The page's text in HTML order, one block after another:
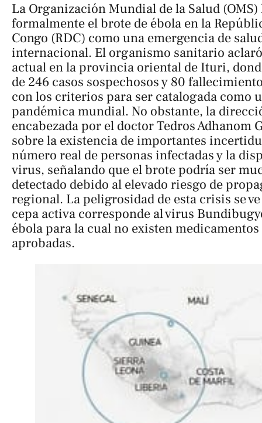
La Organización Mundial de la Salud
formalmente el brote de ébola en la
Congo (RDC) como una emergencia de
internacional. El organismo sanitario
actual en la provincia oriental de Ituri,
de 246 casos sospechosos y 80
con los criterios para ser catalogada como
pandémica mundial. No obstante, la
encabezada por el doctor Tedros Adhanom
sobre la existencia de importantes
número real de personas infectadas y la
virus, señalando que el brote podría ser
detectado debido al elevado riesgo de
regional. La peligrosidad de esta crisis se
cepa activa corresponde al virus
ébola para la cual no existen
aprobadas.